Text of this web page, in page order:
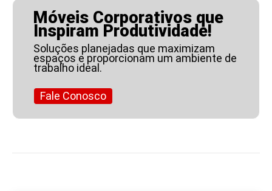
Móveis Corporativos que
Inspiram Produtividade!
Soluções planejadas que maximizam
espaços e proporcionam um ambiente de
trabalho ideal.
Fale Conosco